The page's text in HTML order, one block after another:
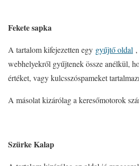
Fekete sapka
A tartalom kifejezetten egy gyűjtő oldal
webhelyekről gyűjtenek össze anélkül,
értéket, vagy kulcsszóspameket
A másolat kizárólag a keresőmotorok
Szürke Kalap